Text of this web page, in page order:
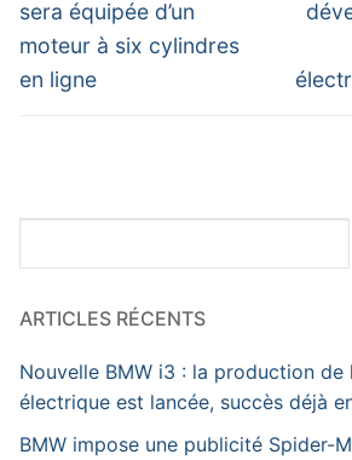
l’article
post:
sera équipée d’un
moteur à six cylindres
en ligne
ARTICLES RÉCENTS
Nouvelle BMW i3 : la production de
électrique est lancée, succès déjà
BMW impose une publicité Spider-